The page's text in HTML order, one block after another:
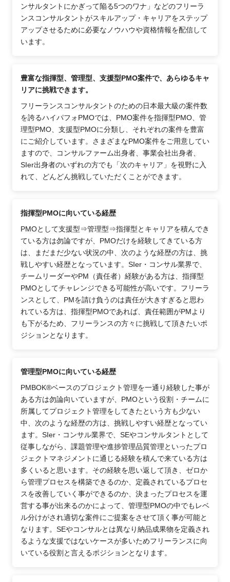
ンサルタントにかぎって陥る5つのワナ」などのフリーラ
ンスコンサルタントがスキルアップ・キャリアをステップ
アップさせるために必要なノウハウや資格情報を配信して
います。
豊富な指揮型、管理型、支援型PMO案件で、あらゆるキャ
リアに挑戦できます。
フリーランスコンサルタントのための日本最大級の案件数
を誇るハイパフォPMOでは、PMO案件を指揮型PMO、管
理型PMO、支援型PMOに分類し、それぞれの案件を豊富
にご紹介しています。さまざまなPMO案件をご用意してい
ますので、コンサルファーム出身者、事業会社出身者、
SIer出身者のいずれの方でも「次のキャリア」を視野に入
れて、どんどん挑戦していただくことができます。
指揮型PMOに向いている経歴
PMOとして支援型⇒管理型⇒指揮型とキャリアを積んでき
ている方は勿論ですが、PMOだけを経験してきている方
は、まだまだ少ない状況の中、次のような経歴の方は、挑
戦しやすい経歴となっています。SIer・コンサル業界で、
チームリーダーやPM（責任者）経験がある方は、指揮型
PMOとしてチャレンジできる可能性が高いです。フリーラ
ンスとして、PMを請け負うのは責任が大きすぎると思わ
れている方は、指揮型PMOであれば、責任範囲がPMより
も下がるため、フリーランスの方々に挑戦して頂きたいポ
ジションとなります。
管理型PMOに向いている経歴
PMBOK®ベースのプロジェクト管理を一通り経験した事が
ある方は勿論向いていますが、PMOという役割・チームに
所属してプロジェクト管理をしてきたという方も少ない
中、次のような経歴の方は、挑戦しやすい経歴となってい
ます。SIer・コンサル業界で、SEやコンサルタントとして
従事しながら、課題管理や進捗管理品質管理といったプロ
ジェクトマネジメントに通じる経験を積んで来ている方は
多くいると思います。その経験を思い返して頂き、ゼロか
ら管理プロセスを構築できるのか、定義されているプロセ
スを改善していく事ができるのか、決まったプロセスを運
営する事が出来るのかによって、管理型PMOの中でもレベ
ル分けがされ適切な案件にご提案をさせて頂く事が可能と
なります。SEやコンサルとは異なり納品成果物を定義され
るような支援ではないケースが多いためフリーランスに向
いている役割と言えるポジションとなります。